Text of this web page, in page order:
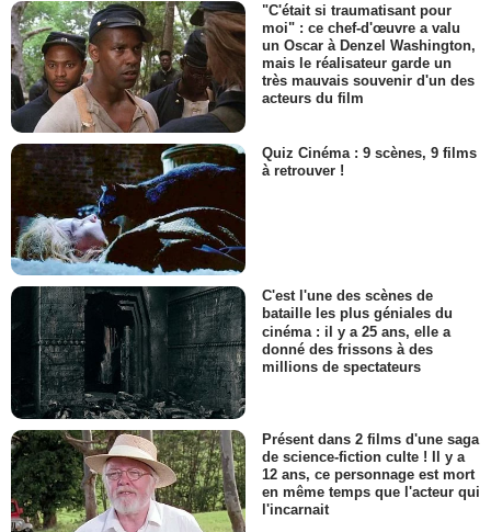
"C'était si traumatisant pour
moi" : ce chef-d'œuvre a valu
un Oscar à Denzel Washington,
mais le réalisateur garde un
très mauvais souvenir d'un des
acteurs du film
Quiz Cinéma : 9 scènes, 9 films
à retrouver !
C'est l'une des scènes de
bataille les plus géniales du
cinéma : il y a 25 ans, elle a
donné des frissons à des
millions de spectateurs
Présent dans 2 films d'une saga
de science-fiction culte ! Il y a
12 ans, ce personnage est mort
en même temps que l'acteur qui
l'incarnait